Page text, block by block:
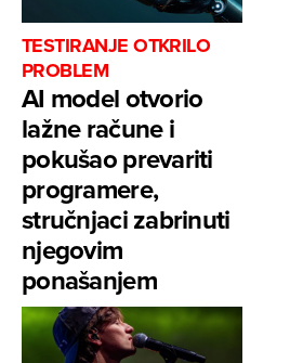
TESTIRANJE OTKRILO
PROBLEM
AI model otvorio
lažne račune i
pokušao prevariti
programere,
stručnjaci zabrinuti
njegovim
ponašanjem